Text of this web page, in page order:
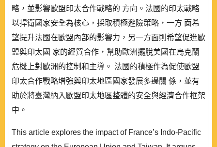
略，並影響歐盟印太合作戰略的 方向。法國的印太戰略
以捍衛國家安全為核心，採取積極避險策略，一方 面希
望提升法國在歐盟內部的影響力，另一方面則希望促進歐
盟與印太國 家的經貿合作，幫助歐洲擺脫美國在烏克蘭
危機上對歐洲的控制和主導。 法國的積極作為促使歐盟
印太合作戰略增強與印太地區國家發展多邊關 係，並有
助於將臺灣納入歐盟印太地區整體的安全與經濟合作框架
中。
This article explores the impact of France’s Indo-Pacific